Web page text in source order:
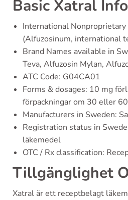
Basic Xatral
International
(Alfuzosinum, international
Brand Names available in
Teva, Alfuzosin Mylan,
ATC Code: G04CA01
Forms & dosages: 10 mg
förpackningar om 30 eller
Manufacturers in Sweden:
Registration status in
läkemedel
OTC / Rx classification:
Tillgänglighet
Xatral är ett receptbelagt